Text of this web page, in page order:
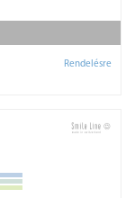
Rendelésre